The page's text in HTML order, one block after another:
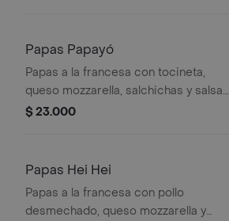
Papas Papayó
Papas a la francesa con tocineta,
queso mozzarella, salchichas y salsas
de la casa.
$ 23.000
Papas Hei Hei
Papas a la francesa con pollo
desmechado, queso mozzarella y